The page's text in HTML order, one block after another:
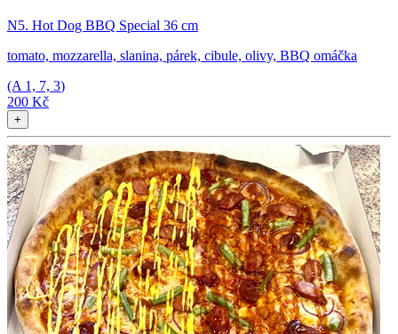
N5. Hot Dog BBQ Special 36 cm
tomato, mozzarella, slanina, párek, cibule, olivy, BBQ omáčka
(A 1, 7, 3)
200 Kč
+